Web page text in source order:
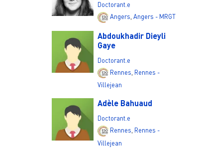
Doctorant.e
Angers ,Angers - MRGT
Abdoukhadir Dieyli
Gaye
Doctorant.e
Rennes Rennes -
Villejean
Adèle Bahuaud
Doctorant.e
Rennes, Rennes -
Villejean